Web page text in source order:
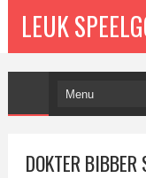
LEUK
DOKTER